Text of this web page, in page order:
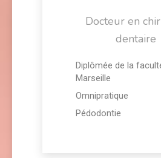
Docteur en
dentaire
Diplômée de la
Marseille
Omnipratique
Pédodontie